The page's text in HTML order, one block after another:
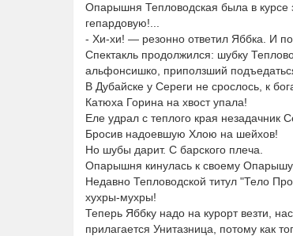
Опарышня Тепловодская была в
гепардовую!...
- Хи-хи! — резонно ответил Яббка. И
Спектакль продолжился: шубку
альфонсишко, приползший
В Дубайске у Сереги не срослось, к
Катюха Горина на хвост упала!
Еле удрал с теплого края незадачник
Бросив надоевшую Хлою на шейхов!
Но шубы дарит. С барского плеча.
Опарышня кинулась к своему
Недавно Тепловодской титул "Тело
хухры-мухры!
Теперь Яббку надо на курорт везти,
прилагается Унитазница, потому как